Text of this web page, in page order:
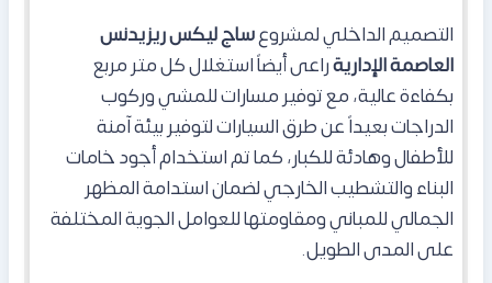
​التصميم الداخلي لمشروعساج ليكس ريزيدنس
العاصمة الإداريةراعى أيضاً استغلال كل متر مربع
بكفاءة عالية، مع توفير مسارات للمشي وركوب
الدراجات بعيداً عن طرق السيارات لتوفير بيئة آمنة
للأطفال وهادئة للكبار، كما تم استخدام أجود خامات
البناء والتشطيب الخارجي لضمان استدامة المظهر
الجمالي للمباني ومقاومتها للعوامل الجوية المختلفة
على المدى الطويل.